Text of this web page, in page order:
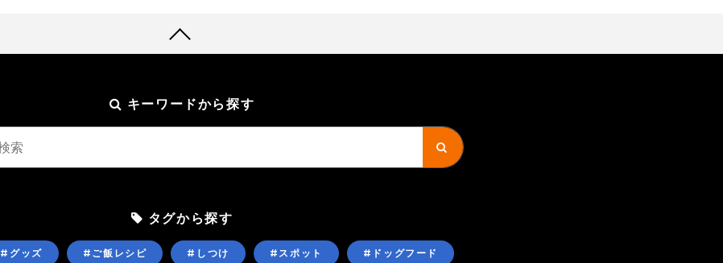
キーワードから探す
タグから探す
#グッズ #ご飯レシピ #しつけ #スポット #ドッグフード